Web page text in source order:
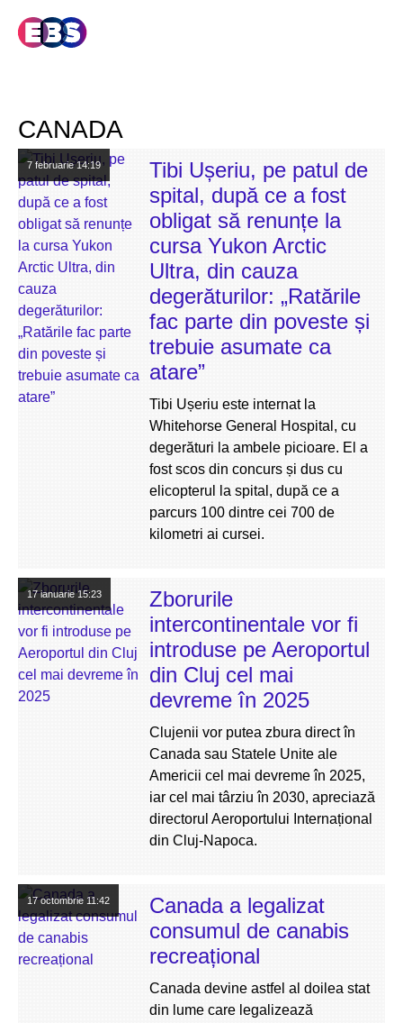
CANADA
7 februarie14:19
Tibi Ușeriu, pe patul de
spital, după ce a fost
obligat să renunțe la
cursa Yukon Arctic
Ultra, din cauza
degerăturilor: „Ratările
fac parte din poveste și
trebuie asumate ca
atare”
Tibi Ușeriu este internat la
Whitehorse General Hospital, cu
degerături la ambele picioare. El a
fost scos din concurs și dus cu
elicopterul la spital, după ce a
parcurs 100 dintre cei 700 de
kilometri ai cursei.
17 ianuarie15:23
Zborurile
intercontinentale vor fi
introduse pe Aeroportul
din Cluj cel mai
devreme în 2025
Clujenii vor putea zbura direct în
Canada sau Statele Unite ale
Americii cel mai devreme în 2025,
iar cel mai târziu în 2030, apreciază
directorul Aeroportului Internațional
din Cluj-Napoca.
17 octombrie 11:42
Canada a legalizat
consumul de canabis
recreațional
Canada devine astfel al doilea stat
din lume care legalizează